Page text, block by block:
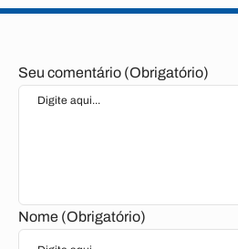
Seu comentário (Obrigatório)
Nome (Obrigatório)